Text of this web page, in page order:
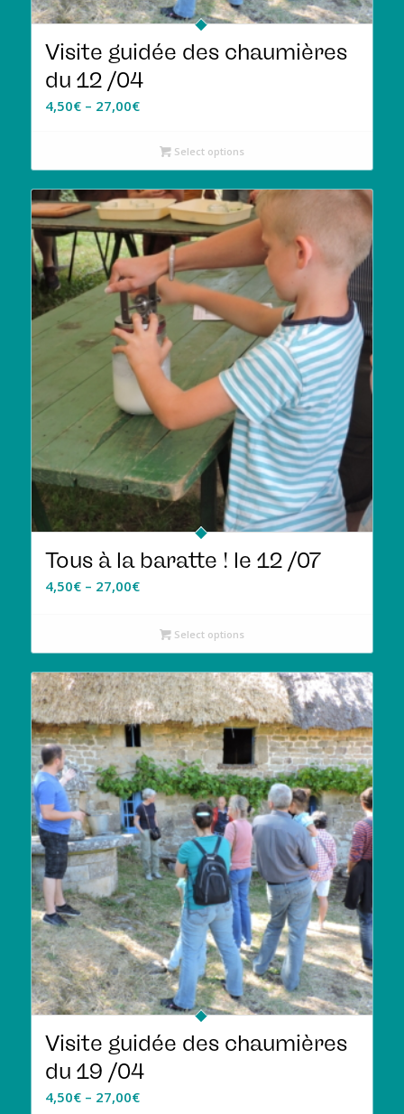
Visite guidée des chaumières
du 12 /04
4,50€– 27,00€
Select options
Tous à la baratte ! le 12 /07
4,50€– 27,00€
Select options
Visite guidée des chaumières
du 19 /04
4,50€– 27,00€